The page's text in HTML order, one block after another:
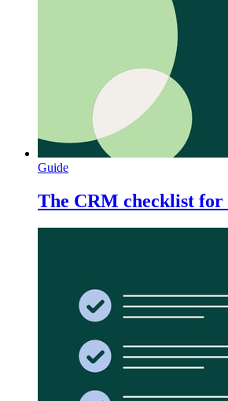
Guide
The CRM checklist